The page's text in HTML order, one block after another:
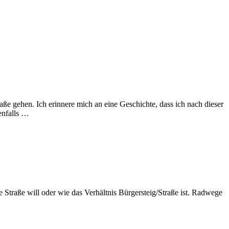
gehen. Ich erinnere mich an eine Geschichte, dass ich nach dieser
…
will oder wie das Verhältnis Bürgersteig/Straße ist. Radwege